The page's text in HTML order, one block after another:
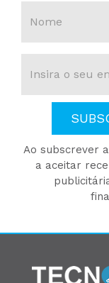
Ao subscrever
a aceitar